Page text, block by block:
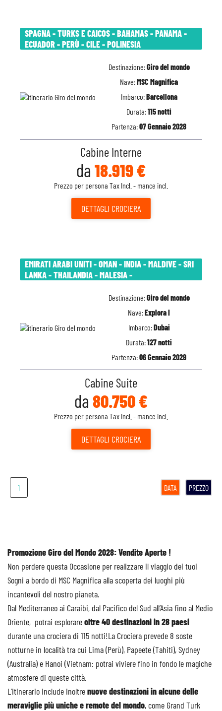
Promozione Giro del Mondo 2028: Vendite Aperte !
Non perdere questa Occasione per realizzare il viaggio dei tuoi
Sogni a bordo di MSC Magnifica alla scoperta dei luoghi più
incantevoli del nostro pianeta.
Dal Mediterraneo ai Caraibi, dal Pacifico del Sud all’Asia fino al Medio
Oriente, potrai esplorareoltre 40 destinazioni in 28 paesi
durante una crociera di 115 notti!La Crociera prevede 8 soste
notturne in località tra cui Lima (Perù), Papeete (Tahiti), Sydney
(Australia) e Hanoi (Vietnam: potrai viviere fino in fondo le magiche
atmosfere di queste città.
L’itinerario include inoltrenuove destinazioni in alcune delle
meraviglie più uniche e remote del mondo, come Grand Turk
SPAGNA - TURKS E CAICOS - BAHAMAS - PANAMA -
ECUADOR - PERÙ - CILE - POLINESIA
Destinazione:Giro del mondo
Nave:MSC Magnifica
Imbarco:Barcellona
Durata:115 notti
Partenza:07 Gennaio 2028
Cabine Interne
da 18.919 €
Prezzo per persona Tax Incl. - mance incl.
DETTAGLI CROCIERA
EMIRATI ARABI UNITI - OMAN - INDIA - MALDIVE - SRI
LANKA - THAILANDIA - MALESIA -
Destinazione:Giro del mondo
Nave:Explora I
Imbarco:Dubai
Durata:127 notti
Partenza:06 Gennaio 2029
Cabine Suite
da 80.750 €
Prezzo per persona Tax Incl. - mance incl.
DETTAGLI CROCIERA
1 DATA PREZZO